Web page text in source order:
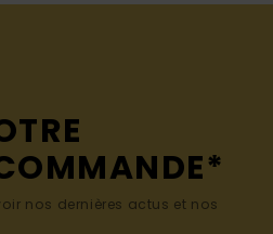
nos dernières actus et nos